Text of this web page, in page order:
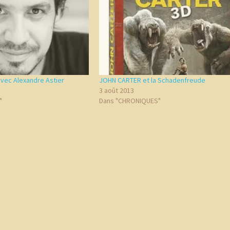
Alexandre Astier
JOHN CARTER et la Schadenfreude
3 août 2013
Dans "CHRONIQUES"